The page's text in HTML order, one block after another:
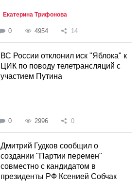
Екатерина Трифонова
0 4954 14
ВС России отклонил иск "Яблока" к
ЦИК по поводу телетрансляций с
участием Путина
0 2996 0
Дмитрий Гудков сообщил о
создании "Партии перемен"
совместно с кандидатом в
президенты РФ Ксенией Собчак